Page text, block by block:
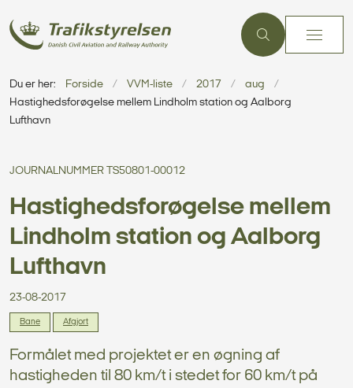
Du er her: Forside VVM-liste 2017
aug
Hastighedsforøgelse mellem Lindholm station og Aalborg
Lufthavn
JOURNALNUMMER TS50801-00012
Hastighedsforøgelse mellem
Lindholm station og Aalborg
Lufthavn
23-08-2017
Bane Afgjort
Formålet med projektet er en øgning af
hastigheden til 80 km/t i stedet for 60 km/t på